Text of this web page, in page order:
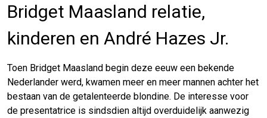
Bridget Maasland relatie,
kinderen en André Hazes Jr.
Toen Bridget Maasland begin deze eeuw een bekende
Nederlander werd, kwamen meer en meer mannen achter het
bestaan van de getalenteerde blondine. De interesse voor
de presentatrice is sindsdien altijd overduidelijk aanwezig